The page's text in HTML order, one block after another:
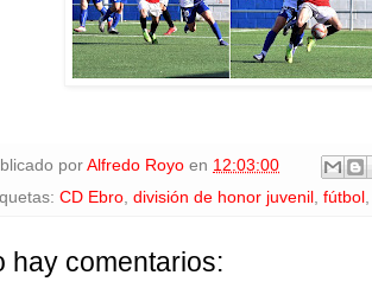
por Alfredo Royo en 12:03:00
CD Ebro, división de honor juvenil , fútbol
hay comentarios: